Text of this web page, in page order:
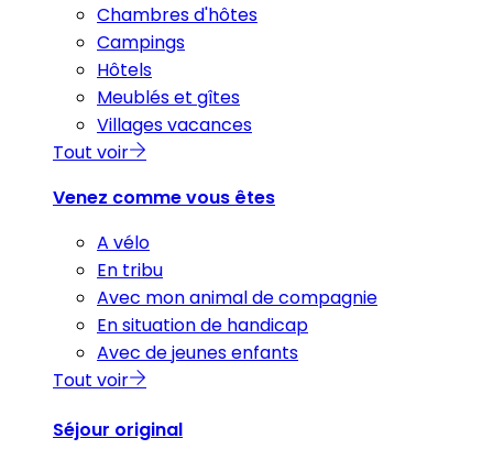
Chambres d'hôtes
Campings
Hôtels
Meublés et gîtes
Villages vacances
Tout voir
Venez comme vous êtes
A vélo
En tribu
Avec mon animal de compagnie
En situation de handicap
Avec de jeunes enfants
Tout voir
Séjour original